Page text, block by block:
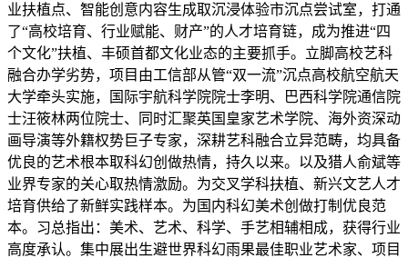
业扶植点、智能创意内容生成取沉浸体验市沉点尝试室，打通
了“高校培育、行业赋能、财产”的人才培育链，成为推进“四
个文化”扶植、丰硕首都文化业态的主要抓手。立脚高校艺科
融合办学劣势，项目由工信部从管“双一流”沉点高校航空航天
大学牵头实施，国际宇航科学院院士李明、巴西科学院通信院
士汪筱林两位院士、同时汇聚英国皇家艺术学院、海外资深动
画导演等外籍权势巨子专家，深耕艺科融合立异范畴，均具备
优良的艺术根本取科幻创做热情，持久以来。以及猎人俞斌等
业界专家的关心取热情激励。为交叉学科扶植、新兴文艺人才
培育供给了新鲜实践样本。为国内科幻美术创做打制优良范
本。习总指出：美术、艺术、科学、手艺相辅相成，获得行业
高度承认。集中展出生避世界科幻雨果最佳职业艺术家、项目